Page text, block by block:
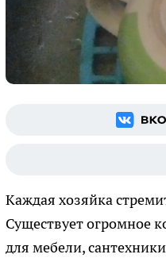
Каждая хозяйка
Существует огромное
для мебели,